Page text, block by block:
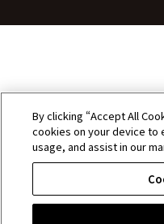
By clicking “Accept All
cookies on your device to
usage, and assist in our